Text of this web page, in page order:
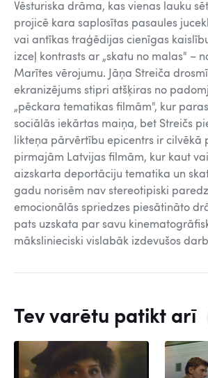
Vēsturiska drāma, kas vienas lauku
projicē kara saplosītas pasaules
vai antīkas traģēdijas cienīgas
izceļ kontrasts ar „skatu no malas" –
Marītes vērojumu. Jāņa Streiča
ekranizējums stipri atšķiras no
„pēckara tematikas filmām", kur
sociālās iekārtas maiņa, bet Streičs
likteņa pārvērtību epicentrs ir cilvēkā
pirmajām Latvijas filmām, kur kaut
aizskarta deportāciju tematika un
gadu norisēm nav stereotipiski
emocionālās spriedzes piesātināto
pats uzskata par savu
mākslinieciski vislabāk izdevušos
Tev varētu patikt arī